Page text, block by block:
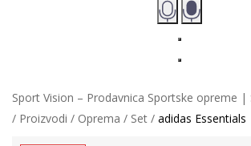
Sport Vision – Prodavnica Sportske opreme |
Proizvodi
Oprema Set adidas Essentials